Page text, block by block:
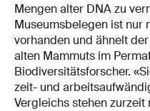
Mengen alter DNA zu
Museumsbelegen ist nur
vorhanden und ähnelt
alten Mammuts im
Biodiversitätsforscher.
zeit- und
Vergleichs stehen zurzeit